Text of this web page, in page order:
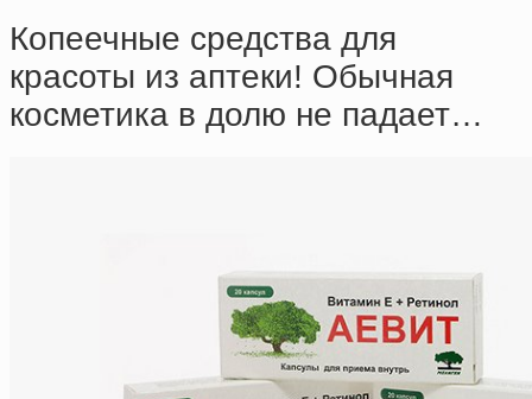
Копеечные средства для
красоты из аптеки! Обычная
косметика в долю не падает…